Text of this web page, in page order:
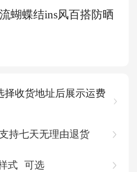
蝴蝶结ins风百搭防晒
择收货地址后展示运费
持七天无理由退货
式 可选